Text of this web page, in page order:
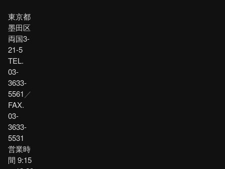
東京都
墨田区
両国3-
21-5
TEL.
03-
3633-
5561 ／
FAX.
03-
3633-
5531
営業時
間 9:15